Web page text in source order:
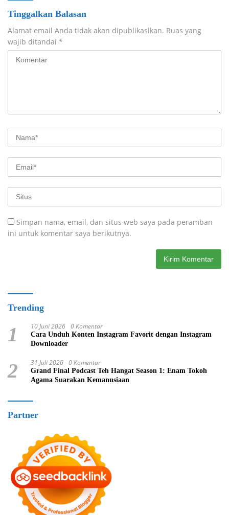
Tinggalkan Balasan
Alamat email Anda tidak akan dipublikasikan. Ruas yang
wajib ditandai *
Simpan nama, email, dan situs web saya pada peramban
ini untuk komentar saya berikutnya.
Trending
1 10 Juni 2026 0 Komentar
Cara Unduh Konten Instagram Favorit dengan Instagram
Downloader
2 31 Juli 2026 0 Komentar
Grand Final Podcast Teh Hangat Season 1: Enam Tokoh
Agama Suarakan Kemanusiaan
Partner